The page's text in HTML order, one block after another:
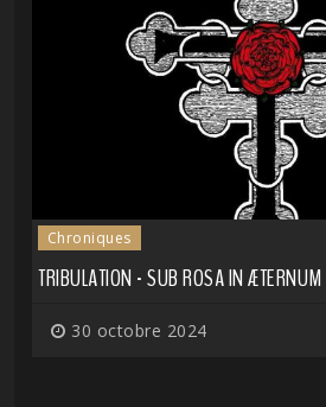
Chroniques
TRIBULATION - SUB ROSA IN ÆTERNUM
30 octobre 2024